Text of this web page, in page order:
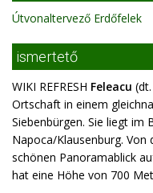
Útvonaltervező Erdőfelek
ismertető
WIKI REFRESH Feleacu (dt.
Ortschaft in einem
Siebenbürgen. Sie liegt im
Napoca/Klausenburg.
schönen Panoramablick
hat eine Höhe von 700